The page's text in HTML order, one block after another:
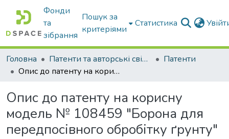
Фонди
та
зібрання
Пошук за
критеріями
Статистика
Головна Патенти та авторські свідоцтва
Патенти
Опис до патенту на корисну модель № 108459 "Борона для передпосівного обробітку ґрунту"
Опис до патенту на корисну
модель № 108459 "Борона для
передпосівного обробітку ґрунту"